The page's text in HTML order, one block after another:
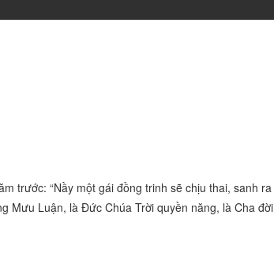
trước: “Nầy một gái đồng trinh sẽ chịu thai, sanh ra
Mưu Luận, là Đức Chúa Trời quyền năng, là Cha đời